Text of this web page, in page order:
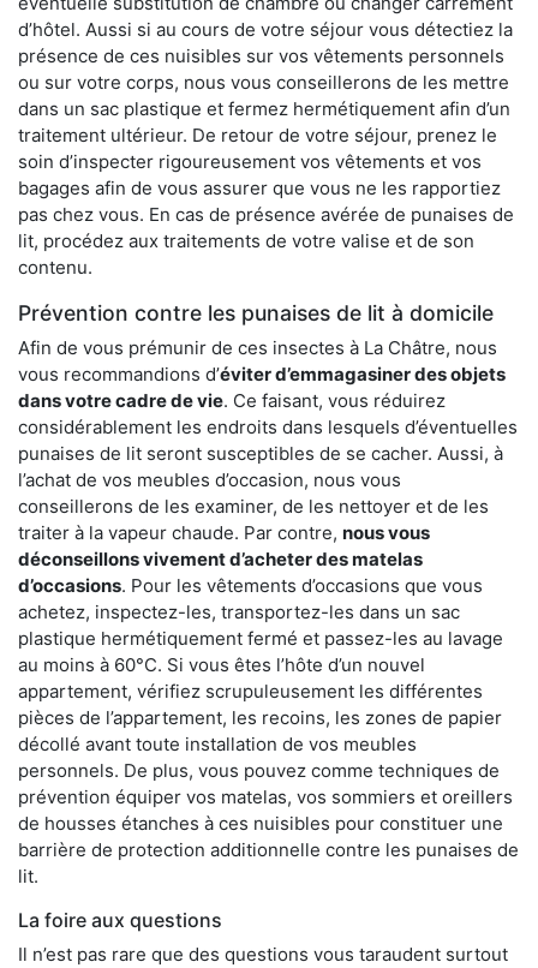
d’hôtel. Aussi si au cours de votre séjour vous détectiez la
présence de ces nuisibles sur vos vêtements personnels
ou sur votre corps, nous vous conseillerons de les mettre
dans un sac plastique et fermez hermétiquement afin d’un
traitement ultérieur. De retour de votre séjour, prenez le
soin d’inspecter rigoureusement vos vêtements et vos
bagages afin de vous assurer que vous ne les rapportiez
pas chez vous. En cas de présence avérée de punaises de
lit, procédez aux traitements de votre valise et de son
contenu.
Prévention contre les punaises de lit à domicile
Afin de vous prémunir de ces insectes à La Châtre, nous
vous recommandions d’éviter d’emmagasiner des objets
dans votre cadre de vie. Ce faisant, vous réduirez
considérablement les endroits dans lesquels d’éventuelles
punaises de lit seront susceptibles de se cacher. Aussi, à
l’achat de vos meubles d’occasion, nous vous
conseillerons de les examiner, de les nettoyer et de les
traiter à la vapeur chaude. Par contre, nous vous
déconseillons vivement d’acheter des matelas
d’occasions. Pour les vêtements d’occasions que vous
achetez, inspectez-les, transportez-les dans un sac
plastique hermétiquement fermé et passez-les au lavage
au moins à 60°C. Si vous êtes l’hôte d’un nouvel
appartement, vérifiez scrupuleusement les différentes
pièces de l’appartement, les recoins, les zones de papier
décollé avant toute installation de vos meubles
personnels. De plus, vous pouvez comme techniques de
prévention équiper vos matelas, vos sommiers et oreillers
de housses étanches à ces nuisibles pour constituer une
barrière de protection additionnelle contre les punaises de
lit.
La foire aux questions
Il n’est pas rare que des questions vous taraudent surtout